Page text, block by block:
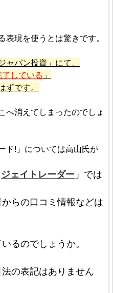
現を使うとは驚きです。
パン投資」にて、
している 」
ずです。
へ消えてしまったのでしょ
ド!」については高山氏が
ジェイトレーダー 」では
らの口コミ情報などは
るのでしょうか。
の表記はありません